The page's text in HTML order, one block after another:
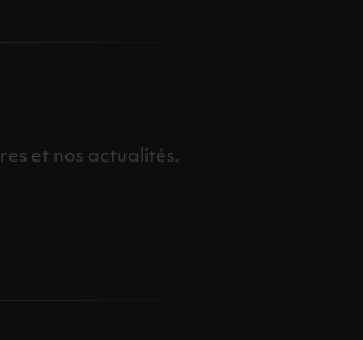
et nos actualités.